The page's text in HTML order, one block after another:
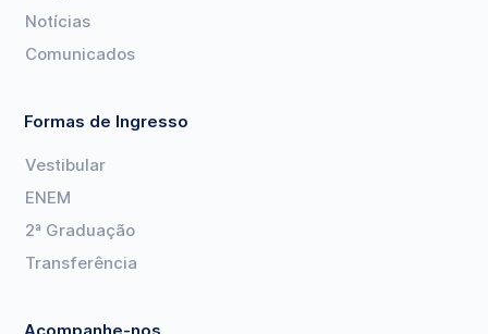
Notícias
Comunicados
Formas de Ingresso
Vestibular
ENEM
2ª Graduação
Transferência